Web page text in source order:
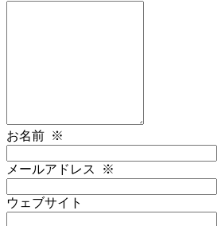
お名前 ※
メールアドレス ※
ウェブサイト